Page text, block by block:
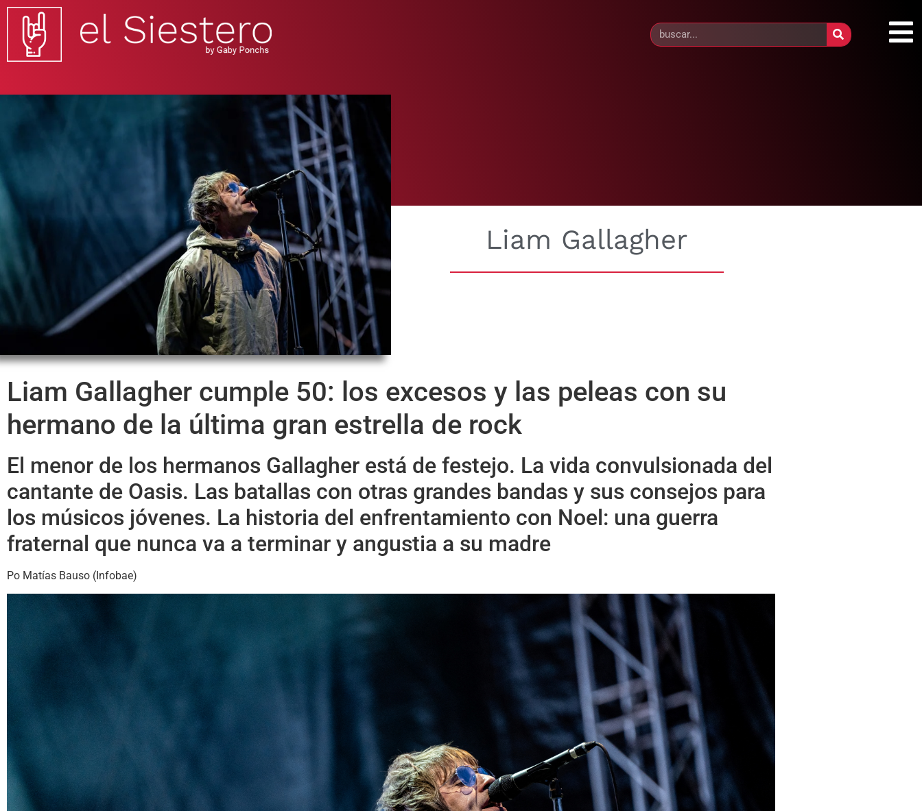
Liam Gallagher
Liam Gallagher cumple 50: los excesos y las peleas con su
hermano de la última gran estrella de rock
El menor de los hermanos Gallagher está de festejo. La vida convulsionada del
cantante de Oasis. Las batallas con otras grandes bandas y sus consejos para
los músicos jóvenes. La historia del enfrentamiento con Noel: una guerra
fraternal que nunca va a terminar y angustia a su madre
Po Matías Bauso (Infobae)